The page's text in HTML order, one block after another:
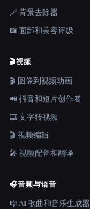
🪄 背景去除器
📸 面部和美容评级
🎬视频
🎬 图像到视频动画
📲 抖音和短片创作者
🎞️ 文字转视频
🎬 视频编辑
🎤 视频配音和翻译
🎧音频与语音
🎼 AI 歌曲和音乐生成器